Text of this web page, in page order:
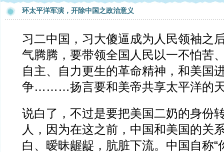
环太平洋军演，开除中国之政治意义
习二中国，习大傻逼成为人民领袖之
气腾腾，要带领全国人民以一不怕苦
自主、自力更生的革命精神，和美国
争………扬言要和美帝共享太平洋的
说白了，不过是要把美国二奶的身份
人，因为在这之前，中国和美国的关
白、暧昧龌龊，肮脏下流。中国自称“